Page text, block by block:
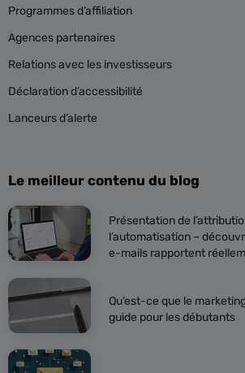
Programmes d’affiliation
Agences partenaires
Relations avec les investisseurs
Déclaration d’accessibilité
Lanceurs d’alerte
Le meilleur contenu du blog
Présentation de
l’automatisation –
e-mails rapportent
Qu’est-ce que le
guide pour les débutants